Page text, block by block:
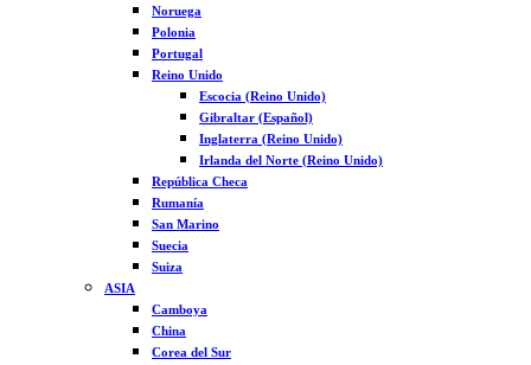
Noruega
Polonia
Portugal
Reino Unido
Escocia (Reino Unido)
Gibraltar (Español)
Inglaterra (Reino Unido)
Irlanda del Norte (Reino Unido)
República Checa
Rumanía
San Marino
Suecia
Suiza
ASIA
Camboya
China
Corea del Sur